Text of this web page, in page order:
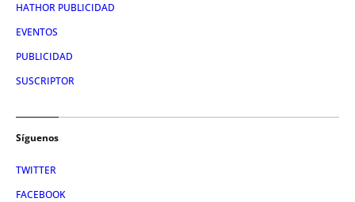
HATHOR PUBLICIDAD
EVENTOS
PUBLICIDAD
SUSCRIPTOR
Síguenos
TWITTER
FACEBOOK